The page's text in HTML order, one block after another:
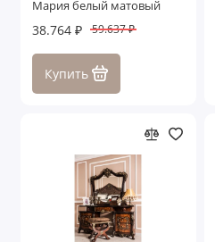
Мария белый матовый
38.764 ₽ 59.637 ₽
Купить